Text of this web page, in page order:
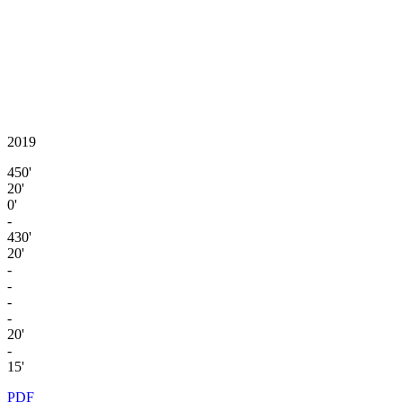
2019
450'
20'
0'
-
430'
20'
-
-
-
-
20'
-
15'
PDF